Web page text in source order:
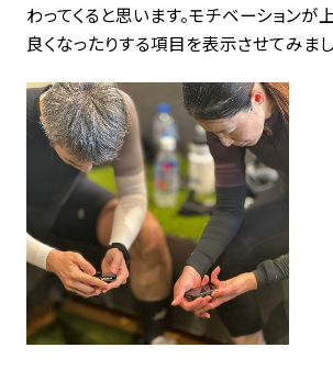
わってくると思います。モチベーションが
良くなったりする項目を表示させてみまし